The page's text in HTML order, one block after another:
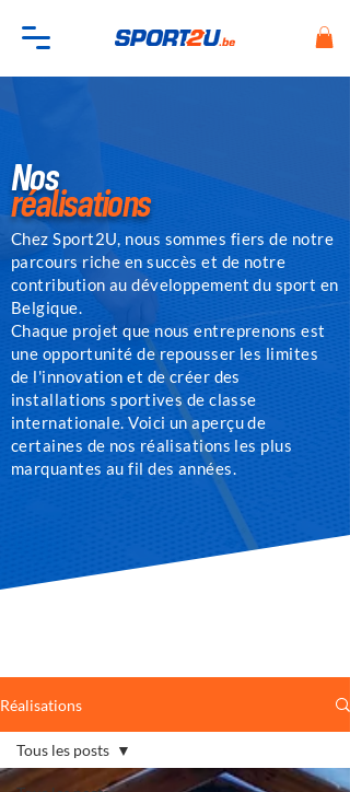
Nos
réalisations
Chez Sport2U, nous sommes fiers de notre
parcours riche en succès et de notre
contribution au développement du sport en
Belgique.
Chaque projet que nous entreprenons est
une opportunité de repousser les limites
de l'innovation et de créer des
installations sportives de classe
internationale.Voici un aperçu de
certaines de nos réalisations les plus
marquantes au fil des années.
Réalisations
Tous les posts